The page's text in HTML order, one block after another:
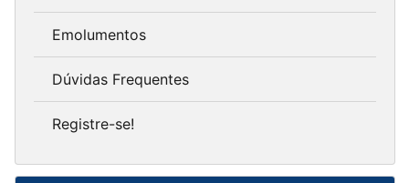
Emolumentos
Dúvidas Frequentes
Registre-se!